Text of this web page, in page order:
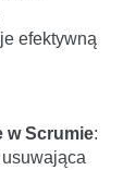
efektywną
w Scrumie: